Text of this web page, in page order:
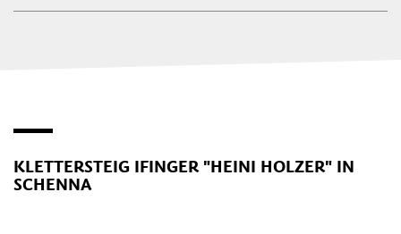
KLETTERSTEIG IFINGER "HEINI HOLZER" IN
SCHENNA